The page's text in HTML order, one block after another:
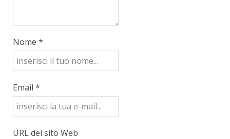
Nome *
Email *
URL del sito Web